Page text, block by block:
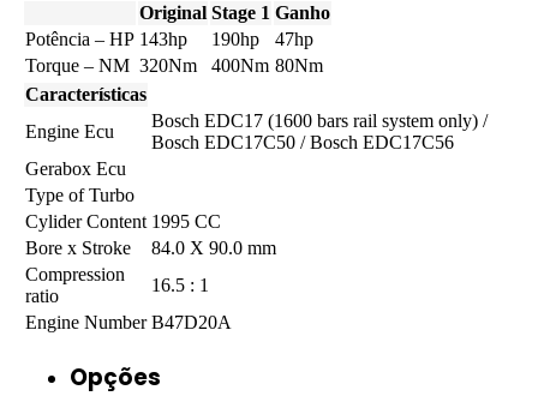
Original Stage 1 Ganho
Potência – HP 143hp 190hp
47hp
Torque – NM 320Nm 400Nm 80Nm
Características
Engine Ecu
Bosch EDC17 (1600 bars rail system only) /
Bosch EDC17C50 / Bosch EDC17C56
Gerabox Ecu
Type of Turbo
Cylider Content 1995 CC
Bore x Stroke
84.0 X 90.0 mm
Compression
ratio
16.5 : 1
Engine Number B47D20A
Opções